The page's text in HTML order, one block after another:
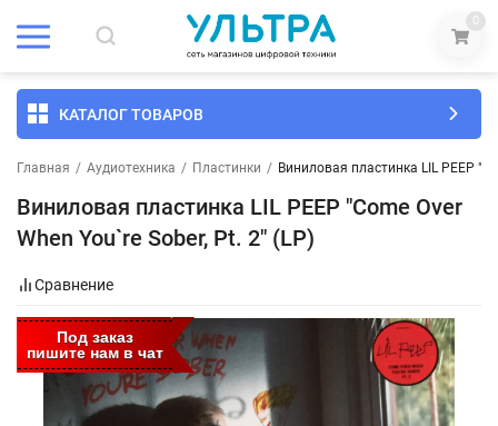
0
КАТАЛОГ ТОВАРОВ
Главная / Аудиотехника / Пластинки / Виниловая пластинка LIL PEEP
Виниловая пластинка LIL PEEP "Come Over
When You`re Sober, Pt. 2" (LP)
Сравнение
Под заказ
пишите нам в чат